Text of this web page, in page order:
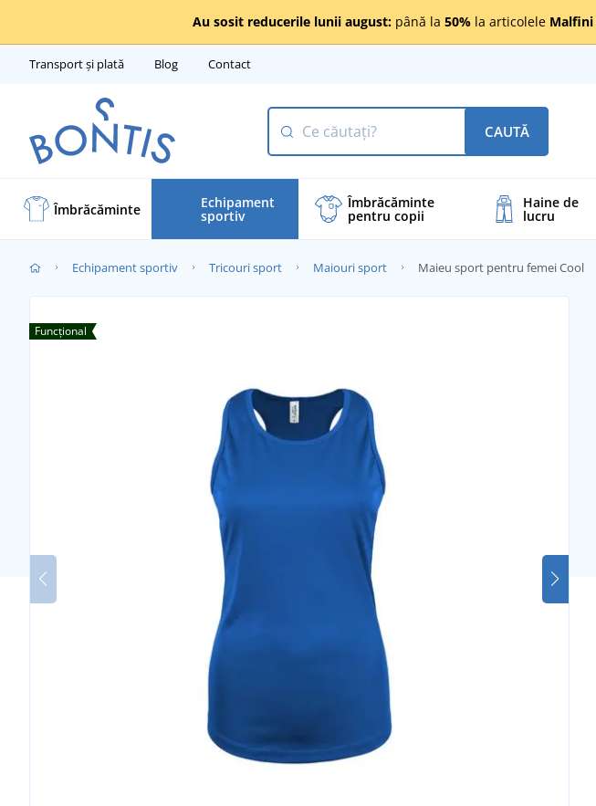
Au sosit reducerile lunii august: până la 50% la articolele Malfini
Transport și plată Blog Contact
CAUTĂ
Îmbrăcăminte Echipament
sportiv
Îmbrăcăminte
pentru copii
Haine de
lucru
Echipament sportiv Tricouri sport Maiouri sport Maieu sport pentru femei Cool
Funcțional